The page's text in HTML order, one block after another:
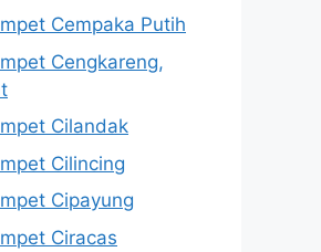
Cempaka Putih
Cengkareng,
Cilandak
Cilincing
Cipayung
Ciracas